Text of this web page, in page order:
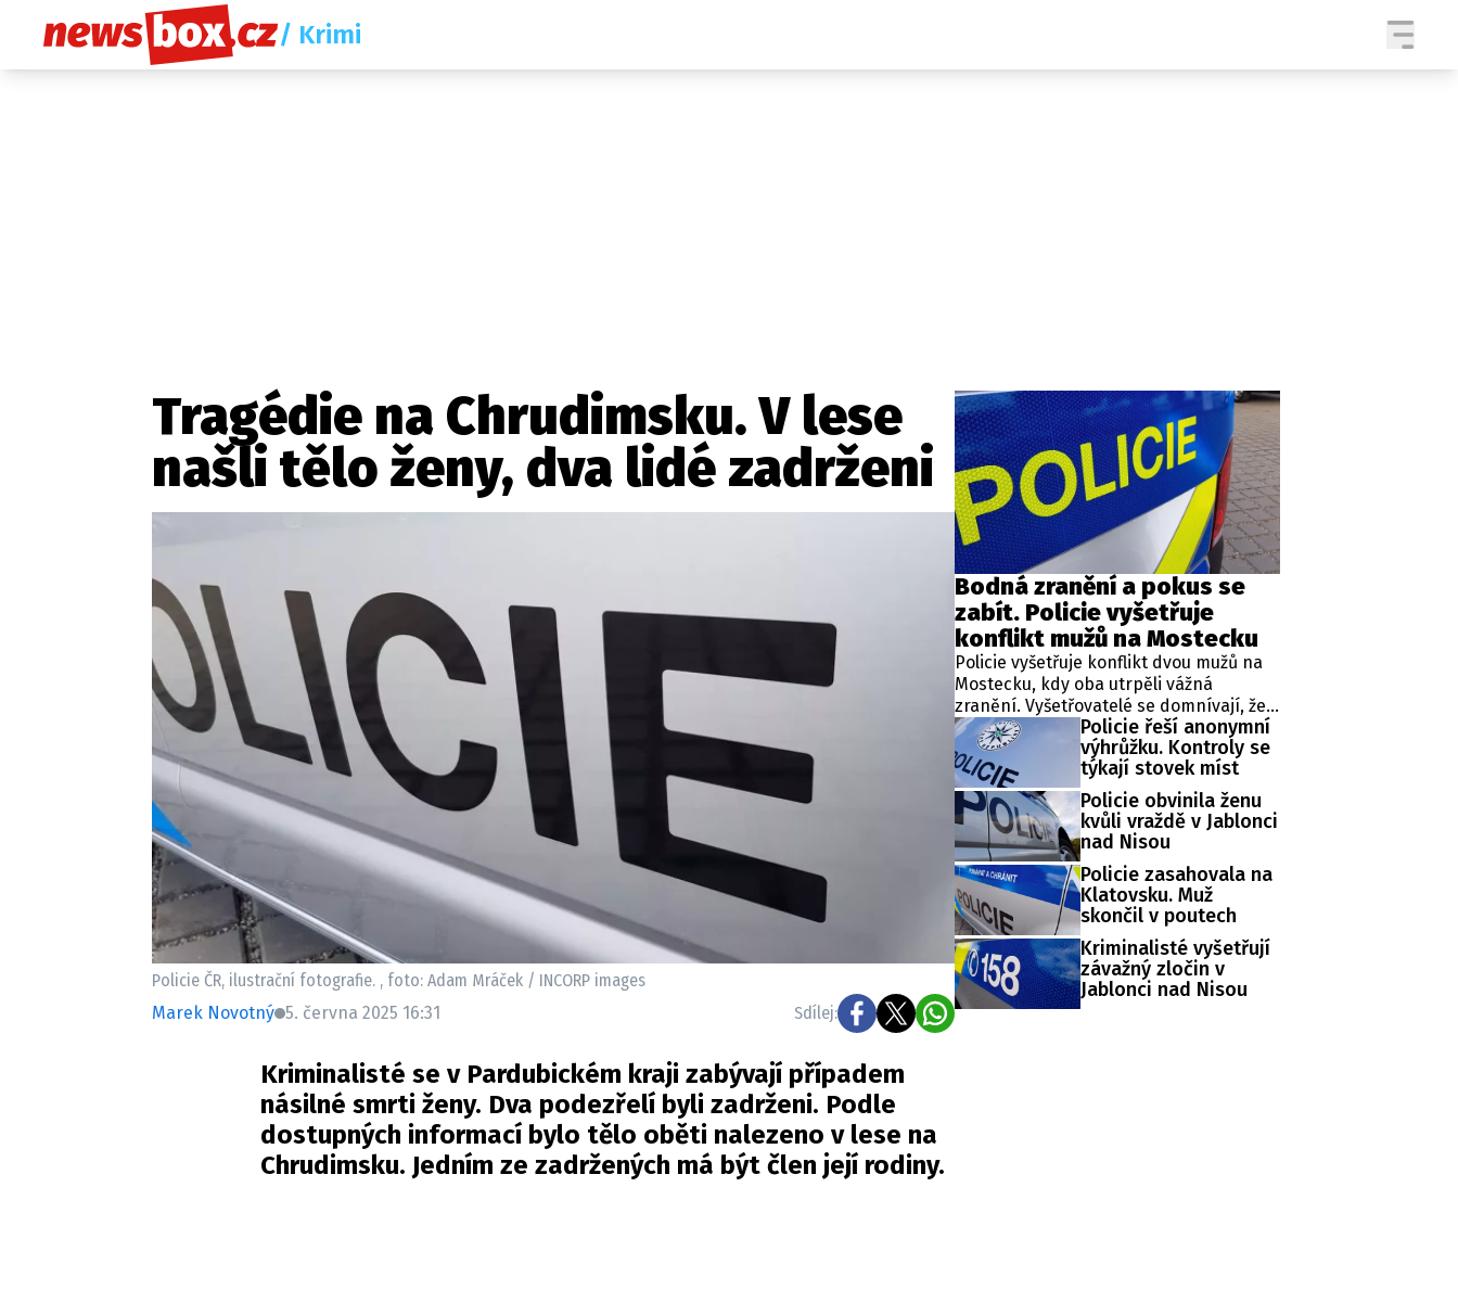
/ Krimi
Etický kodex Redakce Kontakt Vydavatel Inzerce Osobní údaje / Cookies Volná místa
Provozovatelem serveru newsbox.cz je INCORP MEDIA GROUP s.r.o., IČ: 118 23 054
SLEDUJTE NÁS NA
Zaznamenali jste událost? Máte pro nás důležitou zprávu, příběh, fotografie, videa?
Pošlete nám mail na:redakce@newsbox.cz
Tragédie na Chrudimsku. V lese
našli tělo ženy, dva lidé zadrženi
Policie ČR, ilustrační fotografie. , foto: Adam Mráček / INCORP images
Marek Novotný 5. června 2025 16:31 Sdílej:
Kriminalisté se v Pardubickém kraji zabývají případem
násilné smrti ženy. Dva podezřelí byli zadrženi. Podle
dostupných informací bylo tělo oběti nalezeno v lese na
Chrudimsku. Jedním ze zadržených má být člen její rodiny.
Bodná zranění a pokus se
zabít. Policie vyšetřuje
konflikt mužů na Mostecku
Policie vyšetřuje konflikt dvou mužů na
Mostecku, kdy oba utrpěli vážná
zranění. Vyšetřovatelé se domnívají, že
mladší z aktérů napadl staršího a
následně se pokusil o sebevraždu. Zatím
jde však o předběžné závěry šetření.
Policie řeší anonymní
výhrůžku. Kontroly se
týkají stovek míst
Policie obvinila ženu
kvůli vraždě v Jablonci
nad Nisou
Policie zasahovala na
Klatovsku. Muž
skončil v poutech
Kriminalisté vyšetřují
závažný zločin v
Jablonci nad Nisou